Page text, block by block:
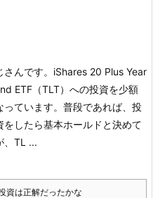
んです。 iShares 20 Plus Year
ETF（TLT）への投資を少額
っています。普段であれば、投
をしたら基本ホールドと決めて
、TL ...
資は正解だったかな